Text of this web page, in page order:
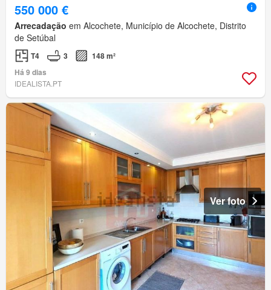
550 000 €
Arrecadação em Alcochete, Município de Alcochete, Distrito
de Setúbal
T4 3
148 m²
Há 9 dias
IDEALISTA.PT
Ver foto